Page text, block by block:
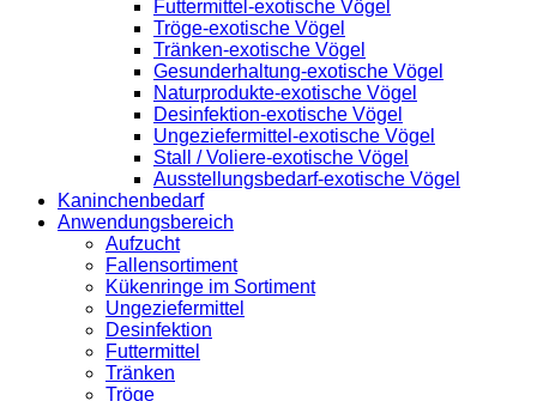
Futtermittel-exotische Vögel
Tröge-exotische Vögel
Tränken-exotische Vögel
Gesunderhaltung-exotische Vögel
Naturprodukte-exotische Vögel
Desinfektion-exotische Vögel
Ungeziefermittel-exotische Vögel
Stall / Voliere-exotische Vögel
Ausstellungsbedarf-exotische Vögel
Kaninchenbedarf
Anwendungsbereich
Aufzucht
Fallensortiment
Kükenringe im Sortiment
Ungeziefermittel
Desinfektion
Futtermittel
Tränken
Tröge